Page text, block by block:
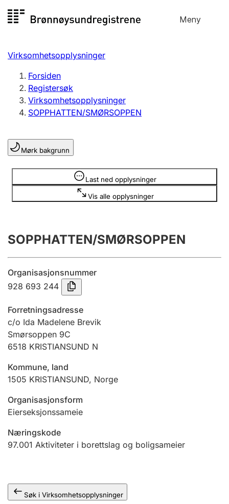
til
Meny
Registersøk
Aksjeselskap
Enkeltpersonforetak
Registrere, endre, slette
Lag og forening
Registrere, endre, slette
Årsregnskap
Innsending og forsinkelsesgebyr
Jeger
Betaling og jegeravgiftskort
Virksomhetsopplysninger
Forsiden
Registersøk
Virksomhetsopplysninger
SOPPHATTEN/SMØRSOPPEN
Mørk bakgrunn
Last ned opplysninger
Vis alle opplysninger
Opplysninger er skjult
SOPPHATTEN/SMØRSOPPEN
Organisasjonsnummer
928 693 244
Forretningsadresse
c/o Ida Madelene Brevik
Smørsoppen 9C
6518 KRISTIANSUND N
Kommune, land
1505 KRISTIANSUND, Norge
Organisasjonsform
Eierseksjonssameie
Næringskode
97.001 Aktiviteter i borettslag og boligsameier
Søk i Virksomhetsopplysninger